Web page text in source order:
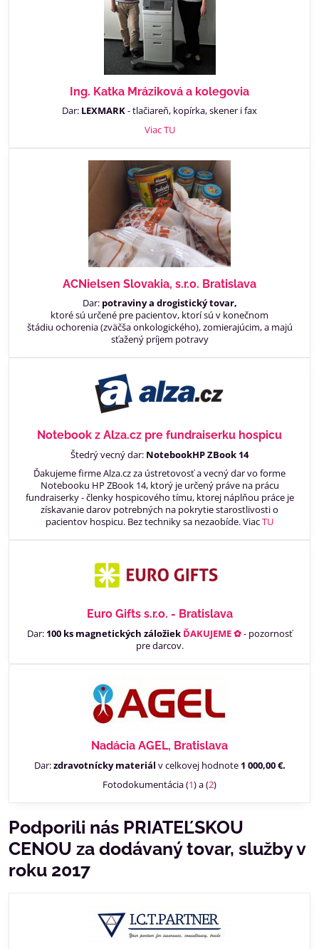
Ing. Katka Mráziková a kolegovia
Dar: LEXMARK- tlačiareň, kopírka, skener i fax
Viac TU
ACNielsen Slovakia, s.r.o. Bratislava
Dar: potraviny a drogistický tovar,
ktoré sú určené pre pacientov, ktorí sú v konečnom
štádiu ochorenia (zväčša onkologického), zomierajúcim, a majú
sťažený príjem potravy
Notebook z Alza.cz pre fundraiserku hospicu
Štedrý vecný dar: NotebookHP ZBook 14
Ďakujeme firme Alza.cz za ústretovosť a vecný dar vo forme
Notebooku HP ZBook 14, ktorý je určený práve na prácu
fundraiserky - členky hospicového tímu, ktorej náplňou práce je
získavanie darov potrebných na pokrytie starostlivosti o
pacientov hospicu. Bez techniky sa nezaobíde. ViacTU
Euro Gifts s.r.o. - Bratislava
Dar: 100 ks magnetických záložiek ĎAKUJEME ✿- pozornosť
pre darcov.
Nadácia AGEL, Bratislava
Dar:zdravotnícky materiál v celkovej hodnote 1 000,00 €.
Fotodokumentácia (1) a (2)
Podporili nás PRIATEĽSKOU
CENOU za dodávaný tovar, služby v
roku 2017